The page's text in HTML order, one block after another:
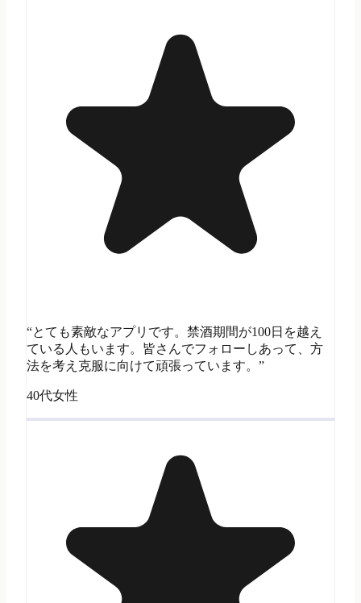
“とても素敵なアプリです。禁酒期間が100日を越え
ている人もいます。皆さんでフォローしあって、方
法を考え克服に向けて頑張っています。”
40代女性